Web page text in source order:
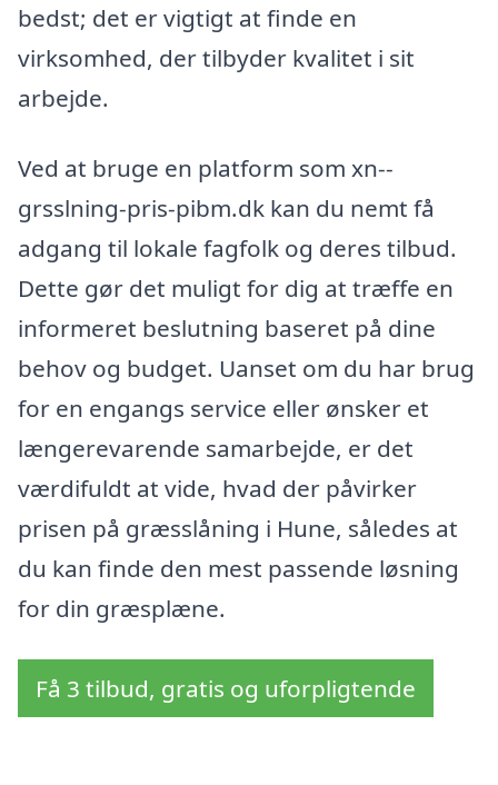
bedst; det er vigtigt at finde en
virksomhed, der tilbyder kvalitet i sit
arbejde.
Ved at bruge en platform som xn--
grsslning-pris-pibm.dk kan du nemt få
adgang til lokale fagfolk og deres tilbud.
Dette gør det muligt for dig at træffe en
informeret beslutning baseret på dine
behov og budget. Uanset om du har brug
for en engangs service eller ønsker et
længerevarende samarbejde, er det
værdifuldt at vide, hvad der påvirker
prisen på græsslåning i Hune, således at
du kan finde den mest passende løsning
for din græsplæne.
Få 3 tilbud, gratis og uforpligtende